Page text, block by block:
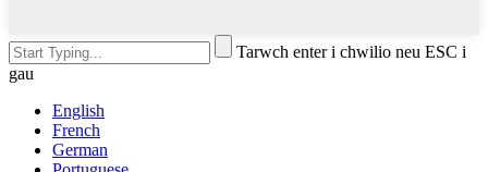
Tarwch enter i chwilio neu ESC i
gau
English
French
German